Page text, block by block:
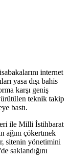
internet
yasa dışı bahis
karşı geniş
teknik takip
bastı.
ile Milli İstihbarat
ağını çökertmek
sitenin yönetimini
'de saklandığını